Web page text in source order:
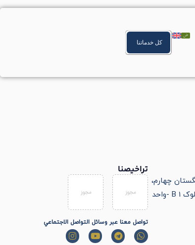
كل خدماتنا
چهارم،
مجتمع اداری تجاری حیات سبز، بلوک B 1 -واحد
تراخيصنا
تواصل معنا عبر وسائل التواصل الاجتماعي